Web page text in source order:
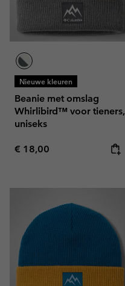
Nieuwe kleuren
Beanie met omslag
Whirlibird™ voor tieners,
uniseks
Regular price:
€ 18,00